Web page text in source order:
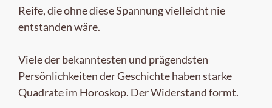
Reife, die ohne diese Spannung vielleicht nie
entstanden wäre.
Viele der bekanntesten und prägendsten
Persönlichkeiten der Geschichte haben starke
Quadrate im Horoskop. Der Widerstand formt.